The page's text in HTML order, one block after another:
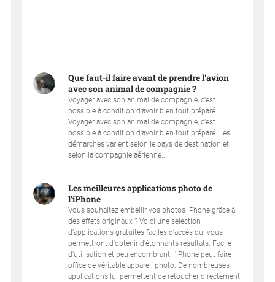
Que faut-il faire avant de prendre l'avion
avec son animal de compagnie ?
Voyager avec son animal de compagnie, c'est
possible à condition d'avoir bien tout préparé.
Voyager avec son animal de compagnie, c'est
possible à condition d'avoir bien tout préparé. Les
démarches varient selon le pays de destination et
selon la compagnie aérienne....
Les meilleures applications photo de
l'iPhone
Vous souhaitez embellir vos photos iPhone grâce à
des effets originaux ? Voici une sélection
d'applications gratuites faciles d'accès qui vous
permettront d'obtenir d'étonnants résultats. Facile
d'utilisation et peu encombrant, l'iPhone peut faire
office de véritable appareil photo. De nombreuses
applications lui permettent de retoucher directement